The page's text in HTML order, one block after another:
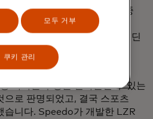
고 있으며, 가장 오래된 오락 중
롭지 못합니다. 수영을 예로
은 우리가 처음 물에 발을 디딘
로운 기술은 계속해서 수영을
하나는 수영을 받아들일 수 있는
으로 판명되었고, 결국 스포츠
습니다. Speedo가 개발한 LZR
모두 거부
쿠키 관리